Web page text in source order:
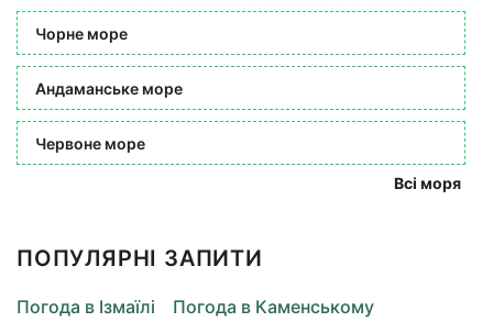
Чорне море
Андаманське море
Червоне море
Всі моря
ПОПУЛЯРНІ ЗАПИТИ
Погода в Ізмаїлі
Погода в Каменському